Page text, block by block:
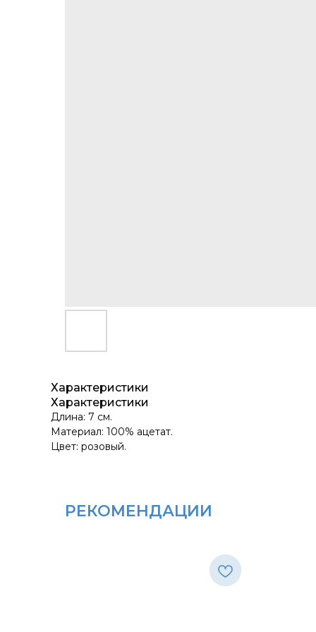
Характеристики
Характеристики
Длина: 7 см.
Материал: 100% ацетат.
Цвет: розовый.
РЕКОМЕНДАЦИИ